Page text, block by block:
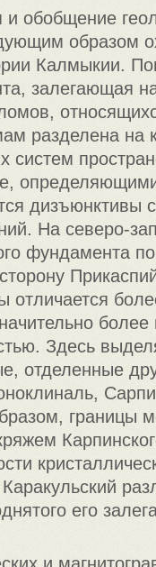
обобщение
образом
Калмыкии.
залегающая
разделена на
систем
дизъюнктивы
На северо-
фундамента
отличается
более
Здесь
отделенные
границы
его
и